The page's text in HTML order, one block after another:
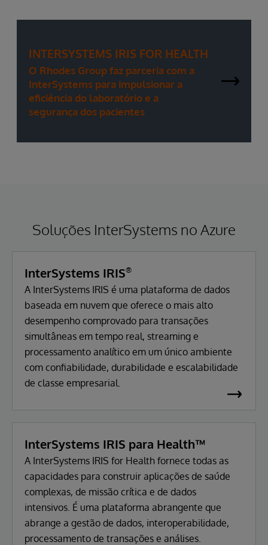
INTERSYSTEMS IRIS FOR HEALTH
O Rhodes Group faz parceria com a
InterSystems para impulsionar a
eficiência do laboratório e a
segurança dos pacientes
Soluções InterSystems no Azure
InterSystems IRIS®
A InterSystems IRIS é uma plataforma de dados
baseada em nuvem que oferece o mais alto
desempenho comprovado para transações
simultâneas em tempo real, streaming e
processamento analítico em um único ambiente
com confiabilidade, durabilidade e escalabilidade
de classe empresarial.
InterSystems IRIS para Health™
A InterSystems IRIS for Health fornece todas as
capacidades para construir aplicações de saúde
complexas, de missão crítica e de dados
intensivos. É uma plataforma abrangente que
abrange a gestão de dados, interoperabilidade,
processamento de transações e análises.